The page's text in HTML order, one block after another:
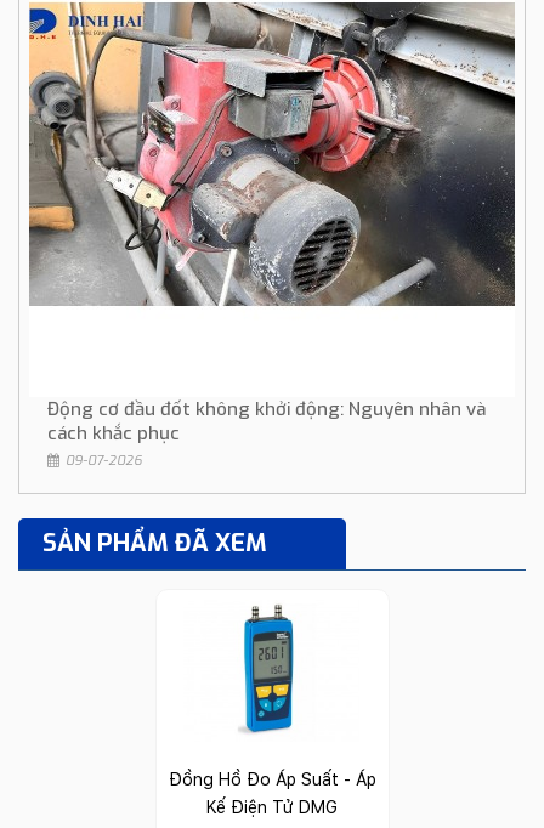
Động cơ đầu đốt không khởi động: Nguyên nhân và
cách khắc phục
09-07-2026
SẢN PHẨM ĐÃ XEM
Đồng Hồ Đo Áp Suất - Áp
Kế Điện Tử DMG